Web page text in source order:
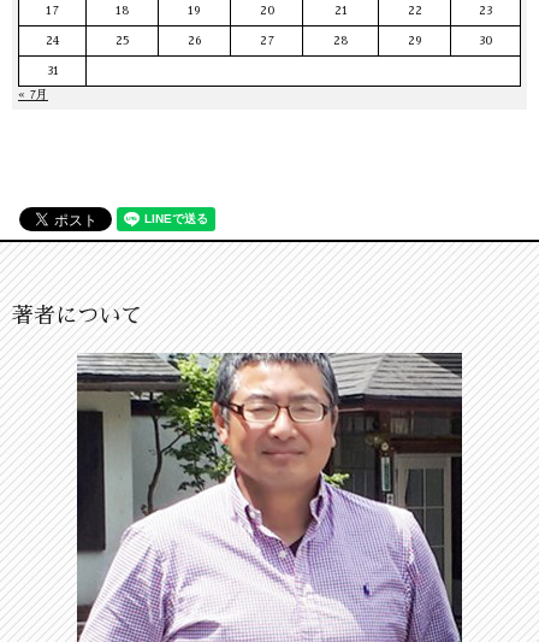
17 18 19 20 21 22 23
24 25 26 27 28 29 30
31
« 7月
著者について